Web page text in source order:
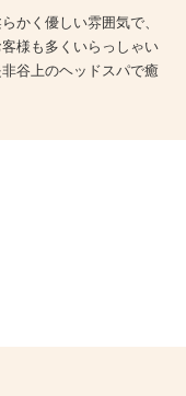
かく優しい雰囲気で、
様も多くいらっしゃい
谷上のヘッドスパで癒